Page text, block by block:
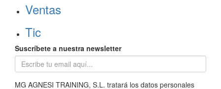
Ventas
Tic
Suscríbete a nuestra newsletter
MG AGNESI TRAINING, S.L. tratará los datos personales